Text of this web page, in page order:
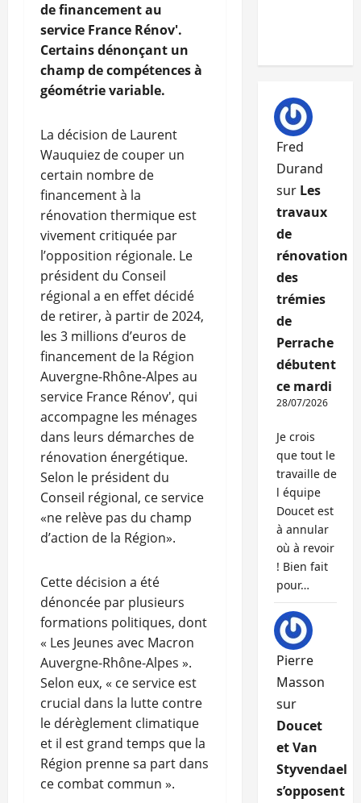
de financement au
service France Rénov'.
Certains dénonçant un
champ de compétences à
géométrie variable.
La décision de Laurent
Wauquiez de couper un
certain nombre de
financement à la
rénovation thermique est
vivement critiquée par
l’opposition régionale. Le
président du Conseil
régional a en effet décidé
de retirer, à partir de 2024,
les 3 millions d’euros de
financement de la Région
Auvergne-Rhône-Alpes au
service France Rénov', qui
accompagne les ménages
dans leurs démarches de
rénovation énergétique.
Selon le président du
Conseil régional, ce service
«ne relève pas du champ
d’action de la Région».
Cette décision a été
dénoncée par plusieurs
formations politiques, dont
« Les Jeunes avec Macron
Auvergne-Rhône-Alpes ».
Selon eux, « ce service est
crucial dans la lutte contre
le dérèglement climatique
et il est grand temps que la
Région prenne sa part dans
ce combat commun ».
Fred
Durand
sur Les
travaux
de
rénovation
des
trémies
de
Perrache
débutent
ce mardi
28/07/2026
Je crois
que tout le
travaille de
l équipe
Doucet est
à annular
où à revoir
! Bien fait
pour…
Pierre
Masson
sur
Doucet
et Van
Styvendael
s’opposent